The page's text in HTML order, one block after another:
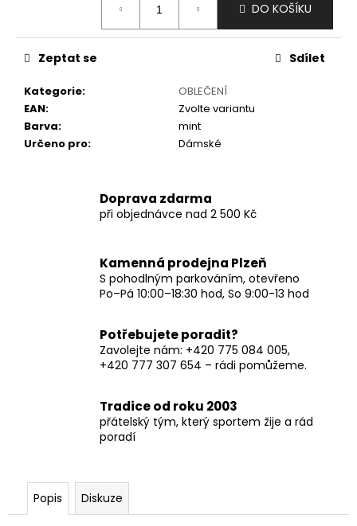
DO KOŠÍKU
Kategorie:
OBLEČENÍ
EAN:
Zvolte variantu
Barva:
mint
Určeno pro: Dámské
Zeptat se Sdílet
Doprava zdarma
při objednávce nad 2 500 Kč
Kamenná prodejna Plzeň
S pohodlným parkováním, otevřeno
Po–Pá 10:00–18:30 hod, So 9:00-13 hod
Potřebujete poradit?
Zavolejte nám: +420 775 084 005,
+420 777 307 654 – rádi pomůžeme.
Tradice od roku 2003
přátelský tým, který sportem žije a rád
poradí
Popis Diskuze